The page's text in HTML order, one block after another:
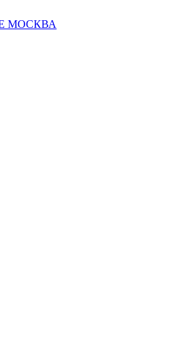
МОСКВА